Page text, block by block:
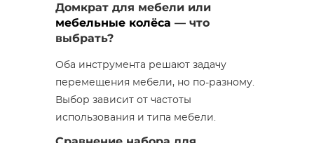
Домкрат для мебели или
мебельные колёса — что
выбрать?
Оба инструмента решают задачу
перемещения мебели, но по-разному.
Выбор зависит от частоты
использования и типа мебели.